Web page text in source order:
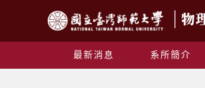
最新消息 系所簡介